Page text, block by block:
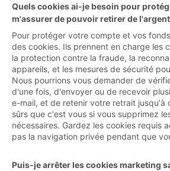
Quels cookies ai-je besoin pour
m'assurer de pouvoir retirer de
Pour protéger votre compte et vos
des cookies. Ils prennent en charge les
la protection contre la fraude, la
appareils, et les mesures de sécurité
Nous pourrions vous demander de
d'une fois, d'envoyer ou de recevoir
e-mail, et de retenir votre retrait jusqu'à
sûrs que c'est vous si vous supprimez
nécessaires. Gardez les cookies requis
pas la navigation privée pendant que
Puis-je arrêter les cookies marketing